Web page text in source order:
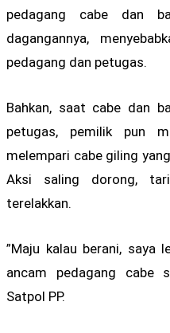
pedagang cabe dan
dagangannya,
pedagang dan petugas.
Bahkan, saat cabe dan
petugas, pemilik pun
melempari cabe giling
Aksi saling dorong,
terelakkan.
”Maju kalau berani, saya
ancam pedagang cabe
Satpol PP.